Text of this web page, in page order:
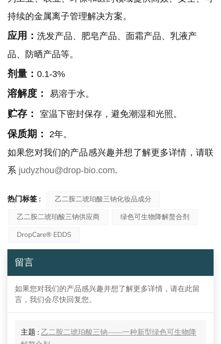
持续的金属离子管理解决方案。
应用： 洗发产品、肥皂产品、面霜产品、乳液产
品、防晒产品等。
剂量： 0.1-3%
溶解度： 易溶于水。
贮存： 室温下密封保存，避免潮湿和光照。
保质期：
2年。
如果您对我们的产品感兴趣并想了解更多详情，请联
系 judyzhou@drop-bio.com.
热门标签 :
乙二胺二琥珀酸三钠化妆品成分
乙二胺二琥珀酸三钠供应商
绿色可生物降解螯合剂
DropCare® EDDS
留言
如果您对我们的产品感兴趣并想了解更多详情，请在此留
言，我们会尽快回复您。
主题 : 乙二胺二琥珀酸三钠——一种新型绿色可生物降